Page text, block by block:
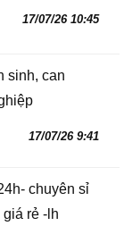
17/07/26 10:45
sinh, can
17/07/26 9:41
chuyên sỉ
giá rẻ -lh